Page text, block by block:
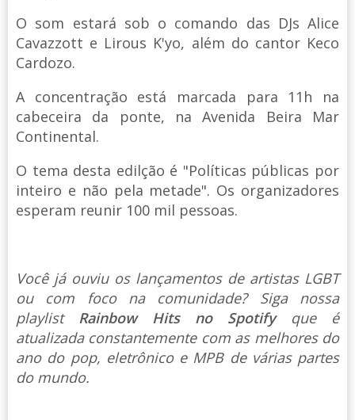
O som estará sob o comando das DJs Alice
Cavazzott e Lirous K'yo, além do cantor Keco
Cardozo.
A concentração está marcada para 11h na
cabeceira da ponte, na Avenida Beira Mar
Continental.
O tema desta edilção é "Políticas públicas por
inteiro e não pela metade". Os organizadores
esperam reunir 100 mil pessoas.
Você já ouviu os lançamentos de artistas LGBT
ou com foco na comunidade? Siga nossa
playlist Rainbow Hits no Spotify que é
atualizada constantemente com as melhores do
ano do pop, eletrônico e MPB de várias partes
do mundo.